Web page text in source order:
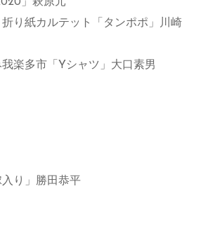
り紙カルテット「タンポポ」川崎
楽多市「Yシャツ」大口素男
入り」勝田恭平